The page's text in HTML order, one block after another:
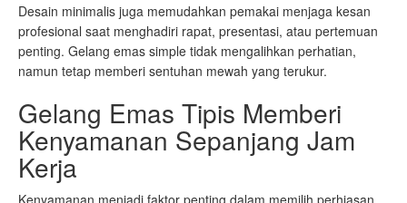
Desain minimalis juga memudahkan pemakai menjaga kesan
profesional saat menghadiri rapat, presentasi, atau pertemuan
penting. Gelang emas simple tidak mengalihkan perhatian,
namun tetap memberi sentuhan mewah yang terukur.
Gelang Emas Tipis Memberi
Kenyamanan Sepanjang Jam
Kerja
Kenyamanan menjadi faktor penting dalam memilih perhiasan